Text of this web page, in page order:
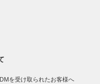
を受け取られたお客様へ